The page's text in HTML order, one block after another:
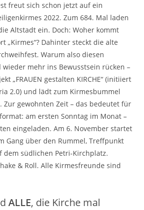
freut sich schon jetzt auf ein
2022. Zum 684. Mal laden
Altstadt ein. Doch: Woher kommt
„Kirmes“? Dahinter steckt die alte
Warum also diesen
wieder mehr ins Bewusstsein rücken –
„FRAUEN gestalten KIRCHE“ (initiiert
2.0) und lädt zum Kirmesbummel
Zur gewohnten Zeit – das bedeutet für
am ersten Sonntag im Monat –
eingeladen. Am 6. November startet
Gang über den Rummel, Treffpunkt
dem südlichen Petri-Kirchplatz.
& Roll. Alle Kirmesfreunde sind
ALLE, die Kirche mal